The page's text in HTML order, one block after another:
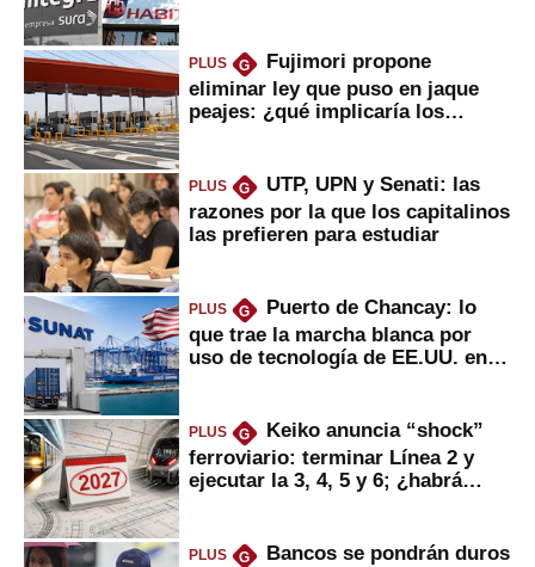
PLUS G
Fujimori propone
eliminar ley que puso en jaque
peajes: ¿qué implicaría los
PLUS G
UTP, UPN y Senati: las
razones por la que los capitalinos
las prefieren para estudiar
PLUS G
Puerto de Chancay: lo
que trae la marcha blanca por
uso de tecnología de EE.UU. en
PLUS G
Keiko anuncia “shock”
ferroviario: terminar Línea 2 y
ejecutar la 3, 4, 5 y 6; ¿habrá
PLUS G
Bancos se pondrán duros